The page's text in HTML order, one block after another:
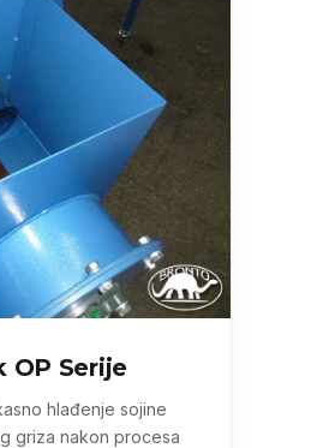
OP Serije
hlađenje sojine
griza nakon procesa